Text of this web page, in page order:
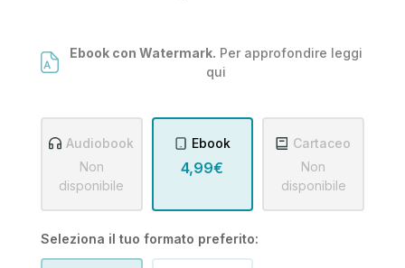
Ebook con Watermark. Per approfondire leggi
qui
Audiobook
Non
disponibile
Ebook
4,99€
Cartaceo
Non
disponibile
Seleziona il tuo formato preferito: